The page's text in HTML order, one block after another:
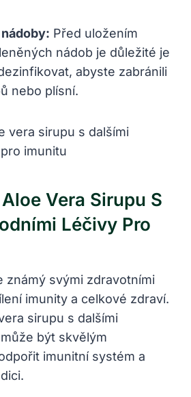
Před uložením
nádob je důležité je
abyste zabránili
nebo plísní.
Vera Sirupu S
Léčivy Pro
známý svými zdravotními
imunity a celkové zdraví.
sirupu s dalšími
být skvělým
imunitní systém a